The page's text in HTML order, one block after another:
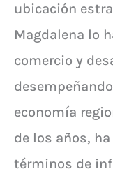
ubicación
Magdalena lo
comercio y
economía
de los años,
términos de